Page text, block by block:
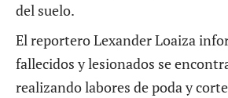
del suelo.
El reportero Lexander Loaiza
fallecidos y lesionados se
realizando labores de poda y